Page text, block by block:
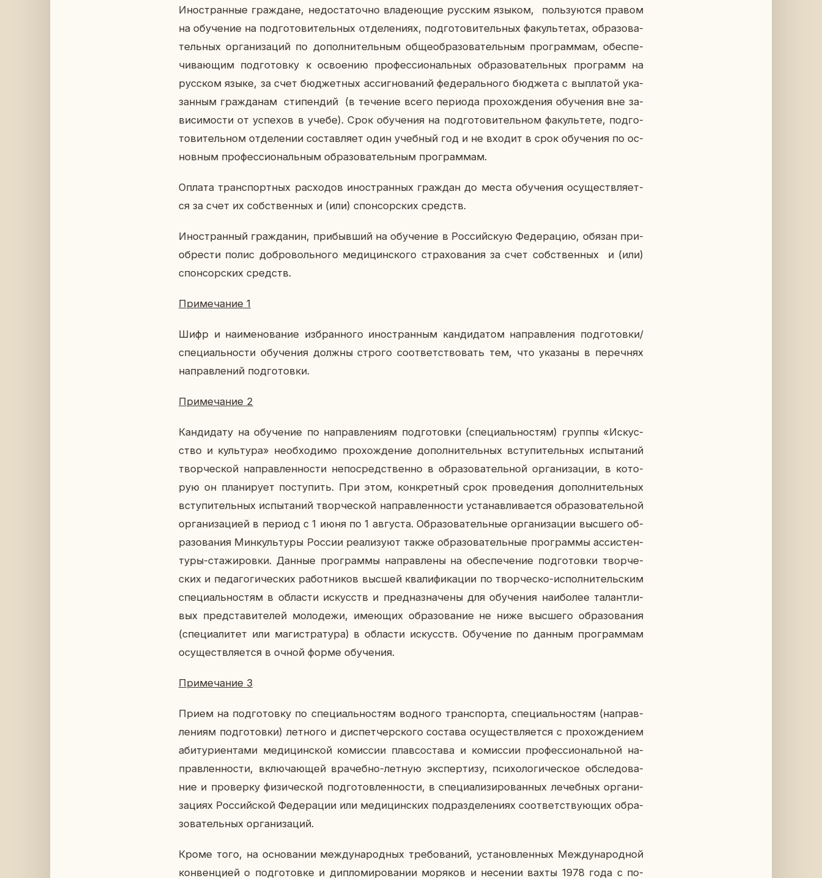
Ино­стран­ные граж­дане, недо­ста­точ­но вла­де­ю­щие рус­ским языком, поль­зу­ют­ся правом
на обу­че­ние на под­го­то­ви­тель­ных от­де­ле­ни­ях, под­го­то­ви­тель­ных фа­куль­те­тах, об­ра­зо­ва­
тель­ных ор­га­ни­за­ций по до­пол­ни­тель­ным об­ще­об­ра­зо­ва­тель­ным про­грам­мам, обес­пе­
чи­ва­ю­щим под­го­тов­ку к осво­е­нию про­фес­си­о­наль­ных об­ра­зо­ва­тель­ных про­грамм на
рус­ском языке, за счет бюд­жет­ных ас­сиг­но­ва­ний фе­де­раль­но­го бюд­же­та с вы­пла­той ука­
зан­ным граж­да­нам сти­пен­дий (в те­че­ние всего пе­ри­о­да про­хож­де­ния обу­че­ния вне за­
ви­си­мо­сти от успе­хов в учебе). Срок обу­че­ния на под­го­то­ви­тель­ном фа­куль­те­те, под­го­
то­ви­тель­ном от­де­ле­нии со­став­ля­ет один учеб­ный год и не входит в срок обу­че­ния по ос­
нов­ным про­фес­си­о­наль­ным об­ра­зо­ва­тель­ным про­грам­мам.
Оплата транс­порт­ных рас­хо­дов ино­стран­ных граж­дан до места обу­че­ния осу­ществ­ля­ет­
ся за счет их соб­ствен­ных и (или) спон­сор­ских средств.
Ино­стран­ный граж­да­нин, при­быв­ший на обу­че­ние в Рос­сий­скую Фе­де­ра­цию, обязан при­
об­ре­сти полис доб­ро­воль­но­го ме­ди­цин­ско­го стра­хо­ва­ния за счет соб­ствен­ных и (или)
спон­сор­ских средств.
При­ме­ча­ние 1
Шифр и на­име­но­ва­ние из­бран­но­го ино­стран­ным кан­ди­да­том на­прав­ле­ния под­го­тов­ки/
спе­ци­аль­но­сти обу­че­ния должны строго со­от­вет­ство­вать тем, что ука­за­ны в пе­реч­нях
на­прав­ле­ний под­го­тов­ки.
При­ме­ча­ние 2
Кан­ди­да­ту на обу­че­ние по на­прав­ле­ни­ям под­го­тов­ки (спе­ци­аль­но­стям) группы «Ис­кус­
ство и куль­ту­ра» необ­хо­ди­мо про­хож­де­ние до­пол­ни­тель­ных всту­пи­тель­ных ис­пы­та­ний
твор­че­ской на­прав­лен­но­сти непо­сред­ствен­но в об­ра­зо­ва­тель­ной ор­га­ни­за­ции, в ко­то­
рую он пла­ни­ру­ет по­сту­пить. При этом, кон­крет­ный срок про­ве­де­ния до­пол­ни­тель­ных
всту­пи­тель­ных ис­пы­та­ний твор­че­ской на­прав­лен­но­сти уста­нав­ли­ва­ет­ся об­ра­зо­ва­тель­ной
ор­га­ни­за­ци­ей в период с 1 июня по 1 ав­гу­ста. Об­ра­зо­ва­тель­ные ор­га­ни­за­ции выс­ше­го об­
ра­зо­ва­ния Мин­куль­ту­ры России ре­а­ли­зу­ют также об­ра­зо­ва­тель­ные про­грам­мы ас­си­стен­
ту­ры-ста­жи­ров­ки. Данные про­грам­мы на­прав­ле­ны на обес­пе­че­ние под­го­тов­ки твор­че­
ских и пе­да­го­ги­че­ских ра­бот­ни­ков высшей ква­ли­фи­ка­ции по твор­че­ско-ис­пол­ни­тель­ским
спе­ци­аль­но­стям в об­ла­сти ис­кусств и пред­на­зна­че­ны для обу­че­ния наи­бо­лее та­лант­ли­
вых пред­ста­ви­те­лей мо­ло­де­жи, име­ю­щих об­ра­зо­ва­ние не ниже выс­ше­го об­ра­зо­ва­ния
(спе­ци­а­ли­тет или ма­ги­стра­ту­ра) в об­ла­сти ис­кусств. Обу­че­ние по данным про­грам­мам
осу­ществ­ля­ет­ся в очной форме обу­че­ния.
При­ме­ча­ние 3
Прием на под­го­тов­ку по спе­ци­аль­но­стям вод­но­го транс­пор­та, спе­ци­аль­но­стям (на­прав­
ле­ни­ям под­го­тов­ки) лет­но­го и дис­пет­чер­ско­го со­ста­ва осу­ществ­ля­ет­ся с про­хож­де­ни­ем
аби­ту­ри­ен­та­ми ме­ди­цин­ской ко­мис­сии плав­со­ста­ва и ко­мис­сии про­фес­си­о­наль­ной на­
прав­лен­но­сти, вклю­ча­ю­щей вра­чеб­но-летную экс­пер­ти­зу, пси­хо­ло­ги­че­ское об­сле­до­ва­
ние и про­вер­ку фи­зи­че­ской под­го­тов­лен­но­сти, в спе­ци­а­ли­зи­ро­ван­ных ле­чеб­ных ор­га­ни­
за­ци­ях Рос­сий­ской Фе­де­ра­ции или ме­ди­цин­ских под­раз­де­ле­ни­ях со­от­вет­ству­ю­щих об­ра­
зо­ва­тель­ных ор­га­ни­за­ций.
Кроме того, на ос­но­ва­нии меж­ду­на­род­ных тре­бо­ва­ний, уста­нов­лен­ных Меж­ду­на­род­ной
кон­вен­ци­ей о под­го­тов­ке и ди­пло­ми­ро­ва­нии мо­ря­ков и несе­нии вахты 1978 года с по­